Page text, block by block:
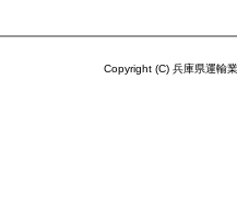
Copyright (C) 兵庫県運輸